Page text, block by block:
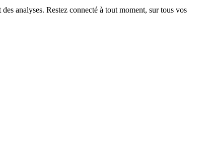
analyses. Restez connecté à tout moment, sur tous vos